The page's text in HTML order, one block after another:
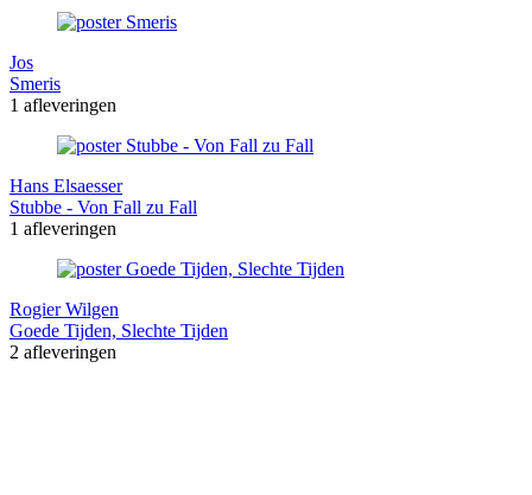
Jos
Smeris
1 afleveringen
Hans Elsaesser
Stubbe - Von Fall zu Fall
1 afleveringen
Rogier Wilgen
Goede Tijden, Slechte Tijden
2 afleveringen